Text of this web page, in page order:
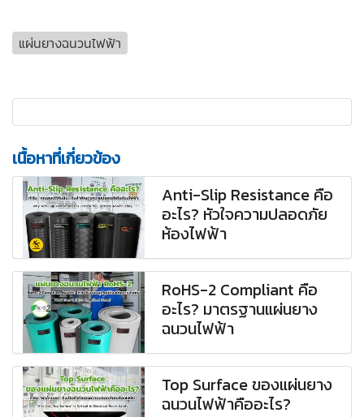
แผ่นยางฉนวนไฟฟ้า
เนื้อหาที่เกี่ยวข้อง
Anti-Slip Resistance คือ
อะไร? หัวใจความปลอดภัย
ห้องไฟฟ้า
RoHS-2 Compliant คือ
อะไร? มาตรฐานแผ่นยาง
ฉนวนไฟฟ้า
Top Surface ของแผ่นยาง
ฉนวนไฟฟ้าคืออะไร?